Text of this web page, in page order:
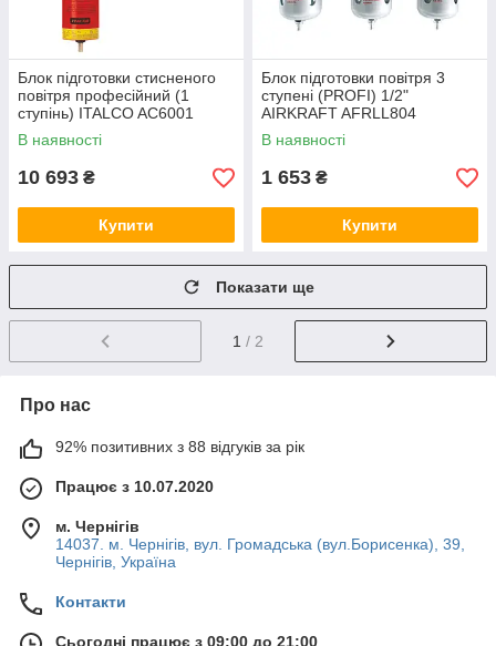
Блок підготовки стисненого
повітря професійний (1
ступінь) ITALCO AC6001
В наявності
10 693 ₴
Купити
Блок підготовки повітря 3
ступені (PROFI) 1/2"
AIRKRAFT AFRLL804
В наявності
1 653 ₴
Купити
Показати ще
1 / 2
Про нас
92% позитивних з 88 відгуків за рік
Працює з 10.07.2020
м. Чернігів
14037. м. Чернігів, вул. Громадська (вул.Борисенка), 39,
Чернігів, Україна
Контакти
Сьогодні працює з 09:00 до 21:00